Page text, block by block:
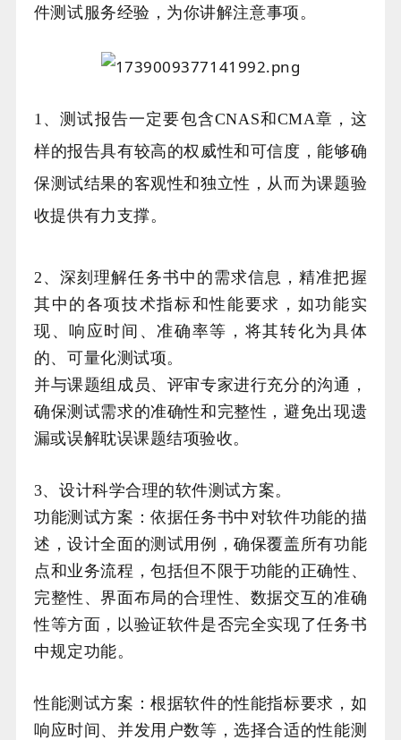
件测试服务经验，为你讲解注意事项。
1、测试报告一定要包含CNAS和CMA章，这
样的报告具有较高的权威性和可信度，能够确
保测试结果的客观性和独立性，从而为课题验
收提供有力支撑。
2、深刻理解任务书中的需求信息，精准把握
其中的各项技术指标和性能要求，如功能实
现、响应时间、准确率等，将其转化为具体
的、可量化测试项。
并与课题组成员、评审专家进行充分的沟通，
确保测试需求的准确性和完整性，避免出现遗
漏或误解耽误课题结项验收。
3、设计科学合理的软件测试方案。
功能测试方案：依据任务书中对软件功能的描
述，设计全面的测试用例，确保覆盖所有功能
点和业务流程，包括但不限于功能的正确性、
完整性、界面布局的合理性、数据交互的准确
性等方面，以验证软件是否完全实现了任务书
中规定功能。
性能测试方案：根据软件的性能指标要求，如
响应时间、并发用户数等，选择合适的性能测